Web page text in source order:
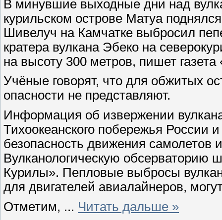
В минувшие выходные дни над
курильском острове Матуа
Шивелуч на Камчатке выбросил
кратера вулкана Эбеко на
на высоту 300 метров, пишет газета
Учёные говорят, что для обжитых
опасности не представляют.
Информация об извержении
Тихоокеанского побережья России
безопасность движения самолетов
Вулканологическую обсерваторию
Курилы». Пепловые выбросы
для двигателей авиалайнеров,
Отметим, ... Читать дальше »